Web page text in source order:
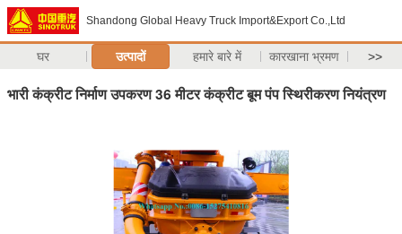
Shandong Global Heavy Truck Import&Export Co.,Ltd
घर उत्पादों हमारे बारे में कारखाना भ्रमण >>
भारी कंक्रीट निर्माण उपकरण 36 मीटर कंक्रीट बूम पंप स्थिरीकरण नियंत्रण